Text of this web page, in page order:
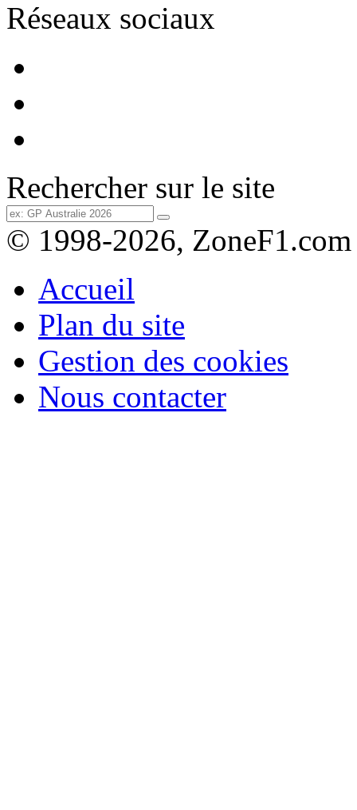
Réseaux sociaux
Rechercher sur le site
© 1998-2026, ZoneF1.com
Accueil
Plan du site
Gestion des cookies
Nous contacter